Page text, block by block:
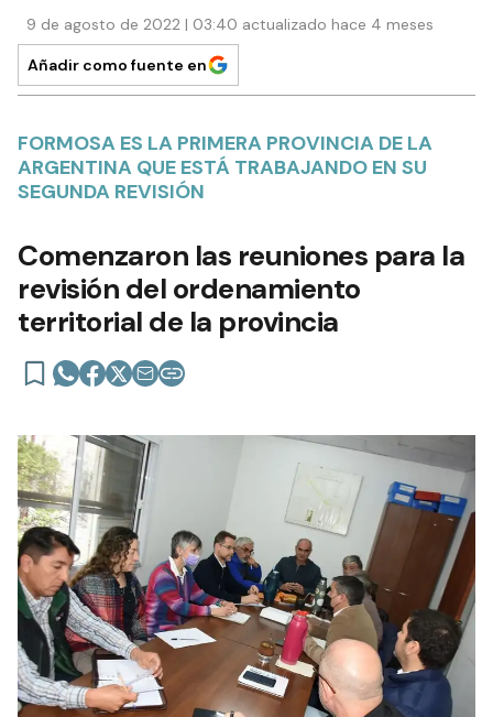
9 de agosto de 2022 | 03:40 actualizado hace 4 meses
Añadir como fuente en
FORMOSA ES LA PRIMERA PROVINCIA DE LA
ARGENTINA QUE ESTÁ TRABAJANDO EN SU
SEGUNDA REVISIÓN
Comenzaron las reuniones para la
revisión del ordenamiento
territorial de la provincia